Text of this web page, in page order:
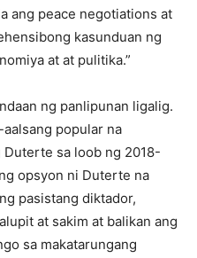
ang peace negotiations at
kasunduan ng
at at pulitika.”
ng panlipunan ligalig.
popular na
Duterte sa loob ng 2018-
opsyon ni Duterte na
pasistang diktador,
at sakim at balikan ang
sa makatarungang